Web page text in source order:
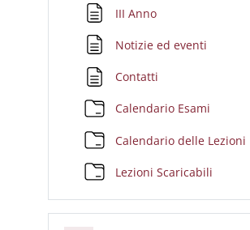
III AnnoPagina
Notizie ed eventi
Contatti
Calendario Esami
Calendario delle Lezioni
Lezioni Scaricabili